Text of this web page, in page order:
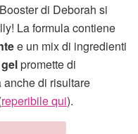
di Deborah si
La formula contiene
e un mix di ingredienti
promette di
anche di risultare
reperibile qui).